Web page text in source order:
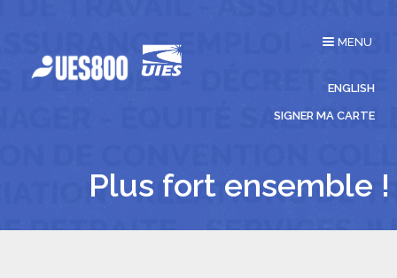
Affichage
MENU
ENGLISH
SIGNER MA CARTE
Plus fort ensemble !